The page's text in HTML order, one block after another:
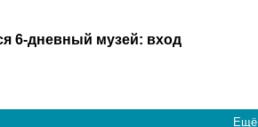
6-дневный музей: вход
Ещё